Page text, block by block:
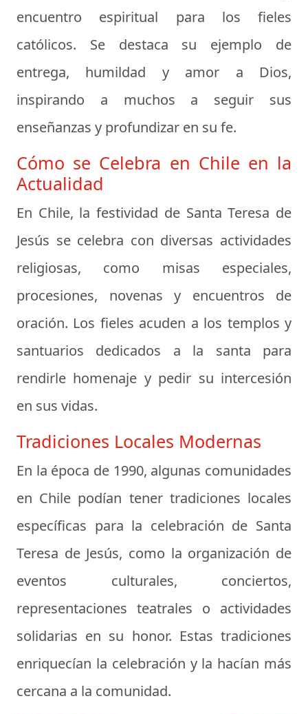
encuentro espiritual para los fieles
católicos. Se destaca su ejemplo de
entrega, humildad y amor a Dios,
inspirando a muchos a seguir sus
enseñanzas y profundizar en su fe.
Cómo se Celebra en Chile en la
Actualidad
En Chile, la festividad de Santa Teresa de
Jesús se celebra con diversas actividades
religiosas, como misas especiales,
procesiones, novenas y encuentros de
oración. Los fieles acuden a los templos y
santuarios dedicados a la santa para
rendirle homenaje y pedir su intercesión
en sus vidas.
Tradiciones Locales Modernas
En la época de 1990, algunas comunidades
en Chile podían tener tradiciones locales
específicas para la celebración de Santa
Teresa de Jesús, como la organización de
eventos culturales, conciertos,
representaciones teatrales o actividades
solidarias en su honor. Estas tradiciones
enriquecían la celebración y la hacían más
cercana a la comunidad.